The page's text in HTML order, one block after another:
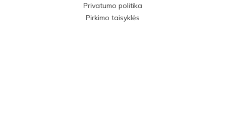
Privatumo politika
Pirkimo taisyklės